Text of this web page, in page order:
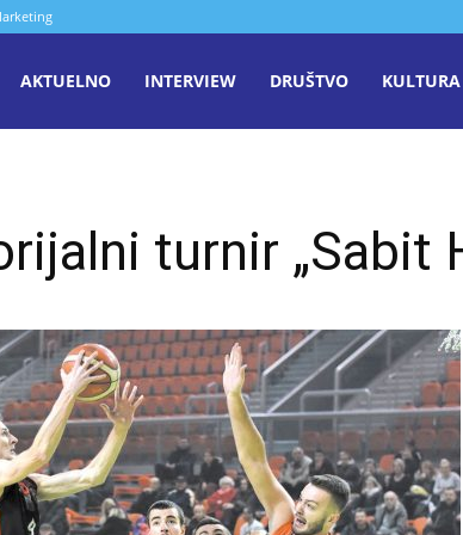
AKTUELNO INTERVIEW DRUŠTVO KULTURA
turnir „Sabit